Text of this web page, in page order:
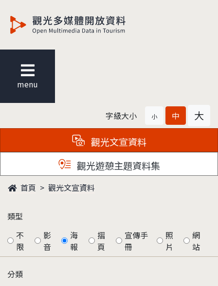
menu
字級大小 小 中 大
觀光文宣資料
觀光遊憩主題資料集
首頁 觀光文宣資料
類型
不
限
影
音
海
報
摺
頁
宣傳手
冊
照
片
網
站
分類